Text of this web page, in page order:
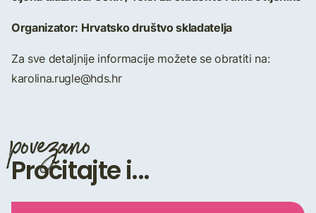
Organizator: Hrvatsko društvo skladatelja
Za sve detaljnije informacije možete se obratiti na:
karolina.rugle@hds.hr
povezano
Pročitajte i...